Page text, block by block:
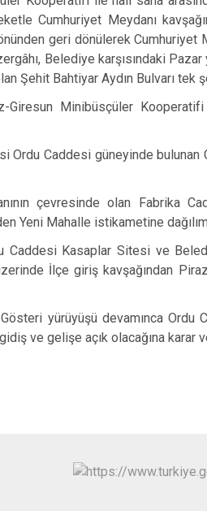
Cumhuriyet Meydanı
geri dönülerek Cumhuriyet
Belediye karşısındaki
Şehit Bahtiyar Aydın Bulvarı tek
Giresun Minibüsçüler Kooperatifi
Ordu Caddesi güneyinde bulunan
çevresinde olan Fabrika
Yeni Mahalle istikametine
Caddesi Kasaplar Sitesi ve
İlçe giriş kavşağından
yürüyüşü devamınca Ordu
ve gelişe açık olacağına karar